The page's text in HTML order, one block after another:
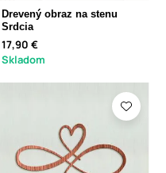
Drevený obraz na stenu
Srdcia
17,90 €
Skladom